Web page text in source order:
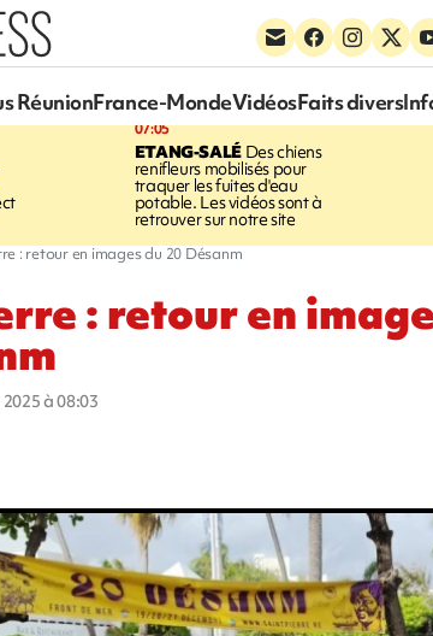
RéunionFrance-MondeVidéosFaits divers
07:05
ETANG-SALÉDes chiens
renifleurs mobilisés pour
traquer les fuites d'eau
potable. Les vidéos sont à
retrouver sur notre site
: retour en images du 20 Désanm
: retour en
à 08:03